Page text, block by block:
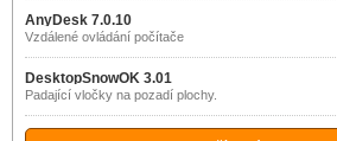
AnyDesk 7.0.10
Vzdálené ovládání počítače
DesktopSnowOK 3.01
Padající vločky na pozadí plochy.